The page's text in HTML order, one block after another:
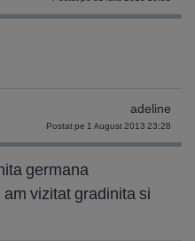
adeline
Postat pe 1 August 2013 23:28
germana
vizitat gradinita si